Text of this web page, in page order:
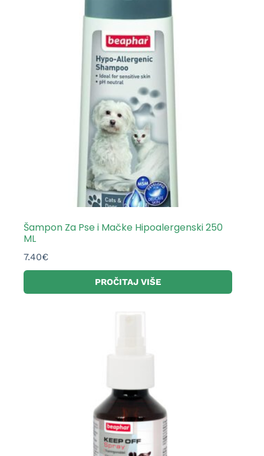
Šampon Za Pse i Mačke Hipoalergenski 250
ML
7.40€
PROČITAJ VIŠE